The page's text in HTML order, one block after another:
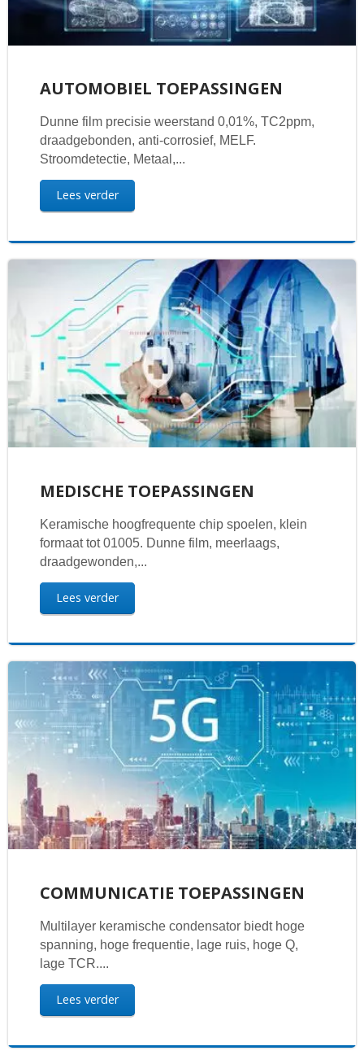
AUTOMOBIEL TOEPASSINGEN
Dunne film precisie weerstand 0,01%, TC2ppm,
draadgebonden, anti-corrosief, MELF.
Stroomdetectie, Metaal,...
Lees verder
MEDISCHE TOEPASSINGEN
Keramische hoogfrequente chip spoelen, klein
formaat tot 01005. Dunne film, meerlaags,
draadgewonden,...
Lees verder
COMMUNICATIE TOEPASSINGEN
Multilayer keramische condensator biedt hoge
spanning, hoge frequentie, lage ruis, hoge Q,
lage TCR....
Lees verder